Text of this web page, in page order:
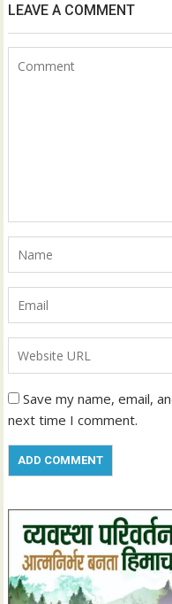
LEAVE A COMMENT
Save my name, email,
next time I comment.